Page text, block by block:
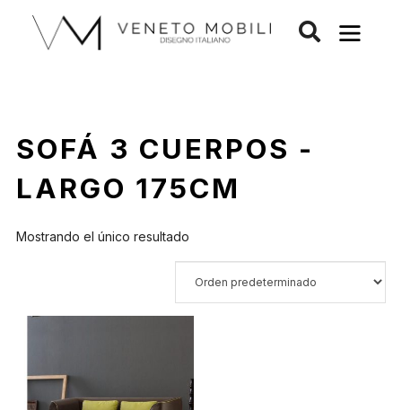
contenido
SOFÁ 3 CUERPOS -
LARGO 175CM
Mostrando el único resultado